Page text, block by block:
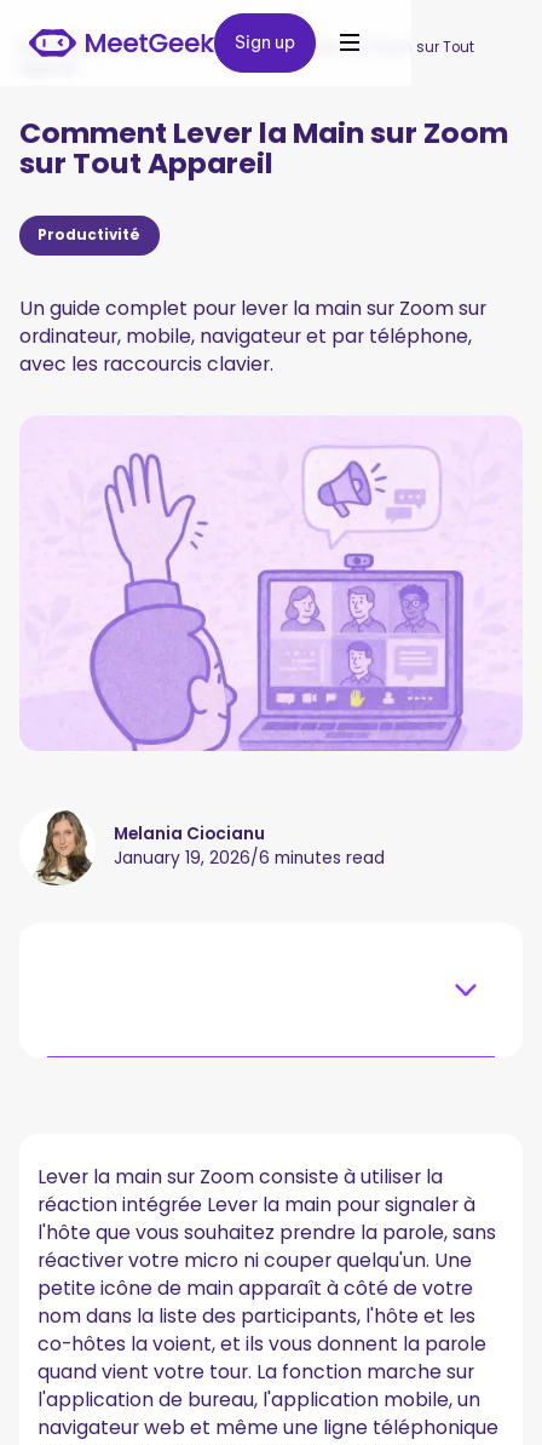
Sign up
Sign up
MeetGeek / Blog / Comment Lever la Main sur Zoom sur Tout
Comment Lever la Main sur Zoom
sur Tout Appareil
Productivité
Un guide complet pour lever la main sur Zoom sur
ordinateur, mobile, navigateur et par téléphone,
avec les raccourcis clavier.
Melania Ciocianu
January 19, 2026/6 minutes read
(Windows et Mac) ?
Comment Lever la Main sur Zoom sur Mobile (iOS et
Android) ?
Comment Lever la Main sur Zoom depuis un
Navigateur ?
Comment Lever la Main lors d'un Appel Zoom par
Téléphone ?
Comment Fonctionnent les Gestes et la
Lever la main sur Zoom consiste à utiliser la
réaction intégrée Lever la main pour signaler à
l'hôte que vous souhaitez prendre la parole, sans
réactiver votre micro ni couper quelqu'un. Une
petite icône de main apparaît à côté de votre
nom dans la liste des participants, l'hôte et les
co-hôtes la voient, et ils vous donnent la parole
quand vient votre tour. La fonction marche sur
l'application de bureau, l'application mobile, un
navigateur web et même une ligne téléphonique